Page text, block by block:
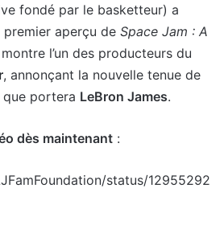
fondé par le basketteur) a
aperçu de Space Jam : A
l’un des producteurs du
, annonçant la nouvelle tenue de
que portera LeBron James.
dès maintenant :
status/12955292